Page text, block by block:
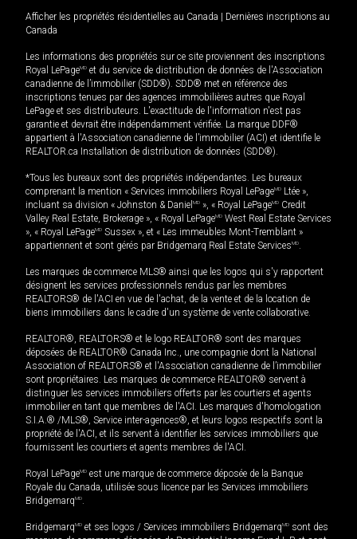
Afficher les propriétés résidentielles au Canada
Dernières inscriptions au
Canada
Les informations des propriétés sur ce site proviennent des inscriptions
Royal LePageMD et du service de distribution de données de l'Association
canadienne de l’immobilier (SDD®). SDD® met en référence des
inscriptions tenues par des agences immobilières autres que Royal
LePage et ses distributeurs. L'exactitude de l'information n'est pas
garantie et devrait être indépendamment vérifiée. La marque DDF®
appartient à l'Association canadienne de l’immobilier (ACI) et identifie le
REALTOR.ca Installation de distribution de données (SDD®).
*Tous les bureaux sont des propriétés indépendantes. Les bureaux
comprenant la mention « Services immobiliers Royal LePageMD Ltée »,
incluant sa division « Johnston & Daniel MD », « Royal LePageMD Credit
Valley Real Estate, Brokerage », « Royal LePageMD West Real Estate Services
», « Royal LePageMD Sussex », et « Les immeubles Mont-Tremblant »
appartiennent et sont gérés par Bridgemarq Real Estate ServicesMD.
Les marques de commerce MLS® ainsi que les logos qui s'y rapportent
désignent les services professionnels rendus par les membres
REALTORS® de l'ACI en vue de l'achat, de la vente et de la location de
biens immobiliers dans le cadre d'un système de vente collaborative.
REALTOR®, REALTORS® et le logo REALTOR® sont des marques
déposées de REALTOR® Canada Inc., une compagnie dont la National
Association of REALTORS® et l'Association canadienne de l’immobilier
sont propriétaires. Les marques de commerce REALTOR® servent à
distinguer les services immobiliers offerts par les courtiers et agents
immobilier en tant que membres de l'ACI. Les marques d'homologation
S.I.A.® /MLS®, Service inter-agences®, et leurs logos respectifs sont la
propriété de l'ACI, et ils servent à identifier les services immobiliers que
fournissent les courtiers et agents membres de l'ACI.
Royal LePageMD est une marque de commerce déposée de la Banque
Royale du Canada, utilisée sous licence par les Services immobiliers
BridgemarqMD.
BridgemarqMD et ses logos / Services immobiliers BridgemarqMD sont des